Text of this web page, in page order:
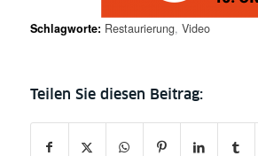
Schlagworte: Restaurierung, Video